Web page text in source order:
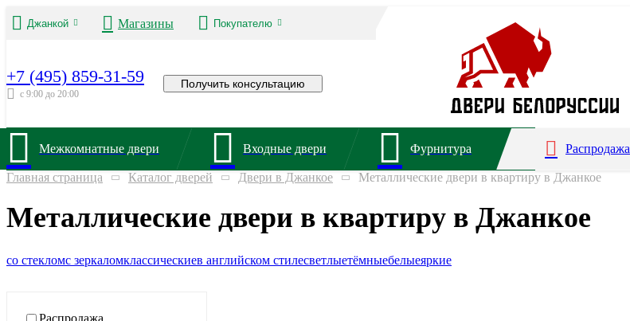
Джанкой Магазины Покупателю
+7 (495) 859-31-59
с 9:00 до 20:00
Получить консультацию
Межкомнатные двери Входные двери Фурнитура Распродажа
Главная страница Каталог дверей Двери в Джанкое Металлические двери в квартиру в Джанкое
Металлические двери в квартиру в Джанкое
со стекломс зеркаломклассическиев английском стилесветлыетёмныебелыеяркие
Распродажа